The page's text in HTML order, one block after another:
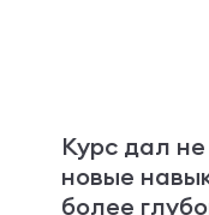
Курс дал не
новые
более